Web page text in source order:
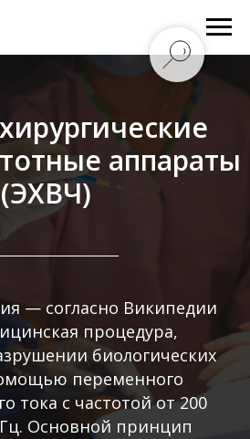
аппараты
(ЭХВЧ)
— согласно Википедии
процедура,
биологических
переменного
тока с частотой от 200
Основной принцип